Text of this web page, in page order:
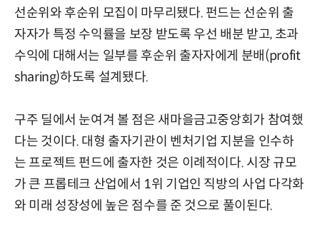
선순위와 후순위 모집이 마무리됐다. 펀드는 선순위 출
자자가 특정 수익률을 보장 받도록 우선 배분 받고, 초과
수익에 대해서는 일부를 후순위 출자자에게 분배(profit
sharing)하도록 설계됐다.
구주 딜에서 눈여겨 볼 점은 새마을금고중앙회가 참여했
다는 것이다. 대형 출자기관이 벤처기업 지분을 인수하
는 프로젝트 펀드에 출자한 것은 이례적이다. 시장 규모
가 큰 프롭테크 산업에서 1위 기업인 직방의 사업 다각화
와 미래 성장성에 높은 점수를 준 것으로 풀이된다.